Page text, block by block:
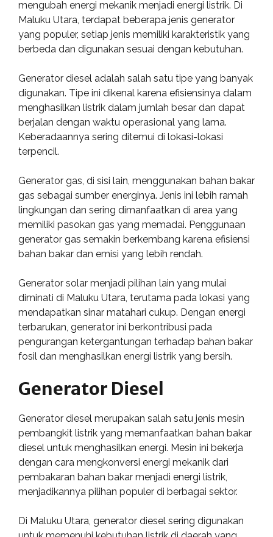
mengubah energi mekanik menjadi energi listrik. Di
Maluku Utara, terdapat beberapa jenis generator
yang populer, setiap jenis memiliki karakteristik yang
berbeda dan digunakan sesuai dengan kebutuhan.
Generator diesel adalah salah satu tipe yang banyak
digunakan. Tipe ini dikenal karena efisiensinya dalam
menghasilkan listrik dalam jumlah besar dan dapat
berjalan dengan waktu operasional yang lama.
Keberadaannya sering ditemui di lokasi-lokasi
terpencil.
Generator gas, di sisi lain, menggunakan bahan bakar
gas sebagai sumber energinya. Jenis ini lebih ramah
lingkungan dan sering dimanfaatkan di area yang
memiliki pasokan gas yang memadai. Penggunaan
generator gas semakin berkembang karena efisiensi
bahan bakar dan emisi yang lebih rendah.
Generator solar menjadi pilihan lain yang mulai
diminati di Maluku Utara, terutama pada lokasi yang
mendapatkan sinar matahari cukup. Dengan energi
terbarukan, generator ini berkontribusi pada
pengurangan ketergantungan terhadap bahan bakar
fosil dan menghasilkan energi listrik yang bersih.
Generator Diesel
Generator diesel merupakan salah satu jenis mesin
pembangkit listrik yang memanfaatkan bahan bakar
diesel untuk menghasilkan energi. Mesin ini bekerja
dengan cara mengkonversi energi mekanik dari
pembakaran bahan bakar menjadi energi listrik,
menjadikannya pilihan populer di berbagai sektor.
Di Maluku Utara, generator diesel sering digunakan